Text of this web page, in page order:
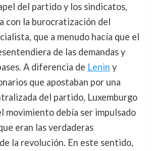
del partido y los sindicatos,
con la burocratización del
que a menudo hacía que el
de las demandas y
A diferencia de Lenin y
que apostaban por una
del partido, Luxemburgo
movimiento debía ser impulsado
eran las verdaderas
la revolución. En este sentido,